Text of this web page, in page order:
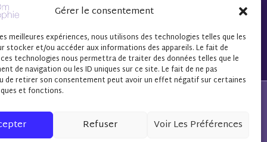
Gérer le consentement
meilleures expériences, nous utilisons des technologies telles que les
stocker et/ou accéder aux informations des appareils. Le fait de
technologies nous permettra de traiter des données telles que le
de navigation ou les ID uniques sur ce site. Le fait de ne pas
de retirer son consentement peut avoir un effet négatif sur certaines
et fonctions.
Refuser Voir Les Préférences